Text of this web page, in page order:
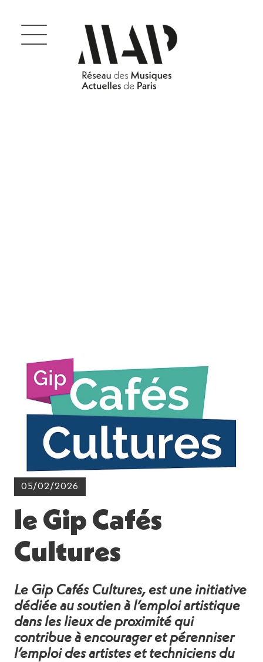
05/02/2026
le Gip Cafés
Cultures
Le Gip Cafés Cultures, est une initiative
dédiée au soutien à l’emploi artistique
dans les lieux de proximité qui
contribue à encourager et pérenniser
l’emploi des artistes et techniciens du